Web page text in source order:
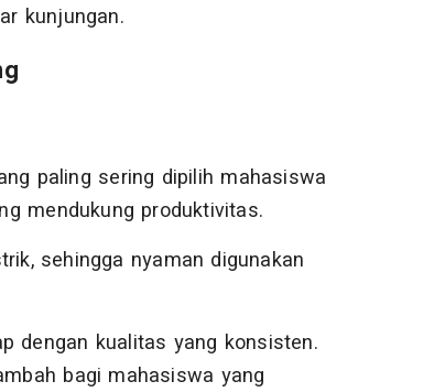
kunjungan.
paling sering dipilih mahasiswa
mendukung produktivitas.
sehingga nyaman digunakan
dengan kualitas yang konsisten.
bagi mahasiswa yang